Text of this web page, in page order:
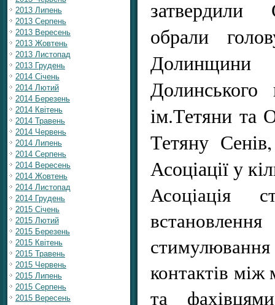
2013 Липень
2013 Серпень
2013 Вересень
2013 Жовтень
2013 Листопад
2013 Грудень
2014 Січень
2014 Лютий
2014 Березень
2014 Квітень
2014 Травень
2014 Червень
2014 Липень
2014 Серпень
2014 Вересень
2014 Жовтень
2014 Листопад
2014 Грудень
2015 Січень
2015 Лютий
2015 Березень
2015 Квітень
2015 Травень
2015 Червень
2015 Липень
2015 Серпень
2015 Вересень
затвердили
обрали
Долинського
ім.Тетяни та
Тетяну
Асоціації у
Асоціація
контактів
та